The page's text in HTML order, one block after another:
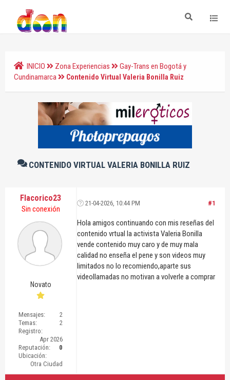
INICIO Zona Experiencias
Gay-Trans en Bogotá y
Cundinamarca
Contenido Virtual Valeria Bonilla Ruiz
CONTENIDO VIRTUAL VALERIA BONILLA RUIZ
Flacorico23
Sin conexión
Novato
Mensajes:
2
Temas:
2
Registro:
Apr 2026
Reputación:
0
Ubicación:
Otra Ciudad
#1
21-04-2026, 10:44 PM
Hola amigos continuando con mis reseñas del
contenido vrtual la activista Valeria Bonilla
vende contenido muy caro y de muy mala
calidad no enseña el pene y son videos muy
limitados no lo recomiendo,aparte sus
videollamadas no motivan a volverle a comprar